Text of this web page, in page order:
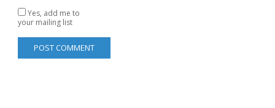
Yes, add me to
your mailing list